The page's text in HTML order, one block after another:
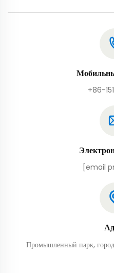
+86-
[email
Промышленный парк,